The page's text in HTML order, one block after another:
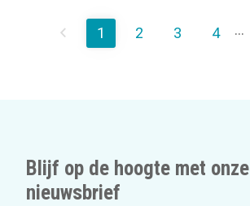
1 2 3 4 ...
Blijf op de hoogte met onze
nieuwsbrief